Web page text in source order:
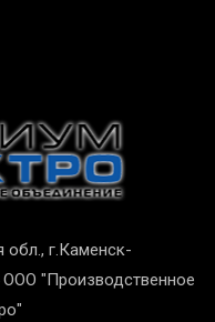
обл., г.Каменск-
ООО "Производственное